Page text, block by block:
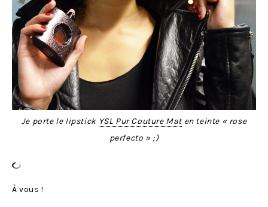
Je porte le lipstick YSL Pur Couture Maten teinte « rose
perfecto » ;)
À vous !